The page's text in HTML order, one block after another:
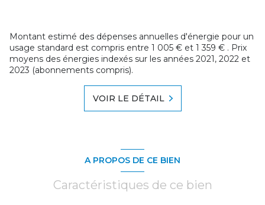
Montant estimé des dépenses annuelles d'énergie pour un
usage standard est compris entre 1 005 € et 1 359 € . Prix
moyens des énergies indexés sur les années 2021, 2022 et
2023 (abonnements compris).
VOIR LE DÉTAIL
A PROPOS DE CE BIEN
Caractéristiques de ce bien